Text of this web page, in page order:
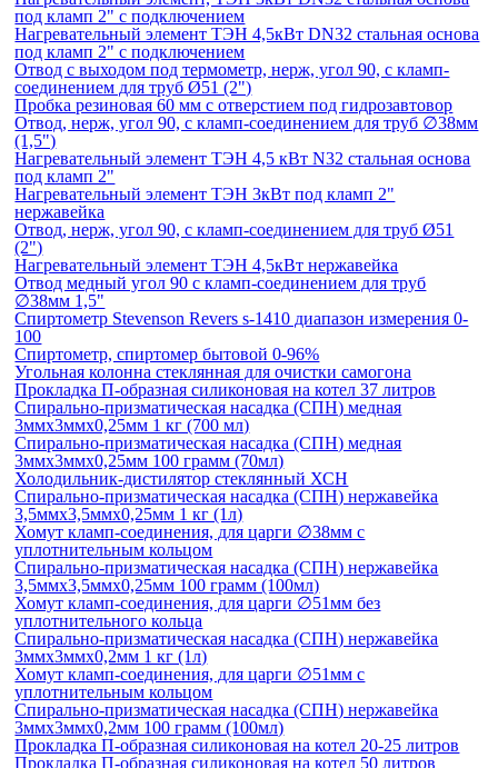
под кламп 2" с подключением
Нагревательный элемент ТЭН 4,5кВт DN32 стальная основа
под кламп 2" с подключением
Отвод с выходом под термометр, нерж, угол 90, с кламп-
соединением для труб Ø51 (2")
Пробка резиновая 60 мм с отверстием под гидрозавтовор
Отвод, нерж, угол 90, с кламп-соединением для труб ∅38мм
(1,5")
Нагревательный элемент ТЭН 4,5 кВт N32 стальная основа
под кламп 2"
Нагревательный элемент ТЭН 3кВт под кламп 2"
нержавейка
Отвод, нерж, угол 90, с кламп-соединением для труб Ø51
(2")
Нагревательный элемент ТЭН 4,5кВт нержавейка
Отвод медный угол 90 с кламп-соединением для труб
∅38мм 1,5"
Спиртометр Stevenson Revers s-1410 диапазон измерения 0-
100
Спиртометр, спиртомер бытовой 0-96%
Угольная колонна стеклянная для очистки самогона
Прокладка П-образная силиконовая на котел 37 литров
Спирально-призматическая насадка (СПН) медная
3ммх3ммх0,25мм 1 кг (700 мл)
Спирально-призматическая насадка (СПН) медная
3ммх3ммх0,25мм 100 грамм (70мл)
Холодильник-дистилятор стеклянный ХСН
Спирально-призматическая насадка (СПН) нержавейка
3,5ммх3,5ммх0,25мм 1 кг (1л)
Хомут кламп-соединения, для царги ∅38мм с
уплотнительным кольцом
Спирально-призматическая насадка (СПН) нержавейка
3,5ммх3,5ммх0,25мм 100 грамм (100мл)
Хомут кламп-соединения, для царги ∅51мм без
уплотнительного кольца
Спирально-призматическая насадка (СПН) нержавейка
3ммх3ммх0,2мм 1 кг (1л)
Хомут кламп-соединения, для царги ∅51мм с
уплотнительным кольцом
Спирально-призматическая насадка (СПН) нержавейка
3ммх3ммх0,2мм 100 грамм (100мл)
Прокладка П-образная силиконовая на котел 20-25 литров
Прокладка П-образная силиконовая на котел 50 литров